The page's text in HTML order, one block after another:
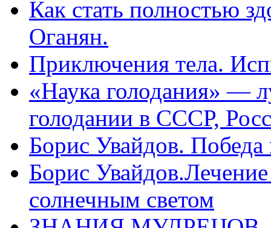
Как стать полностью
Оганян.
Приключения тела.
«Наука голодания» —
голодании в СССР,
Борис Увайдов.
Борис
солнечным светом